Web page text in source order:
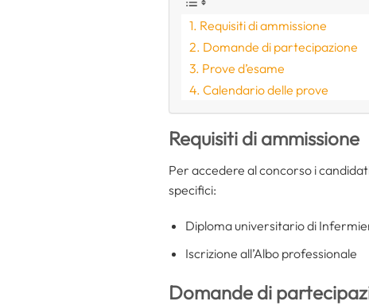
Requisiti di ammissione
Domande di partecipazione
Prove d’esame
Calendario delle prove
Requisiti di ammissione
Per accedere al concorso i
specifici:
Diploma universitario di
Iscrizione all’Albo professionale
Domande di